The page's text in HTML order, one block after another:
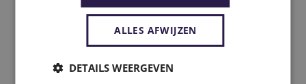
ALLES AFWIJZEN
DETAILS WEERGEVEN